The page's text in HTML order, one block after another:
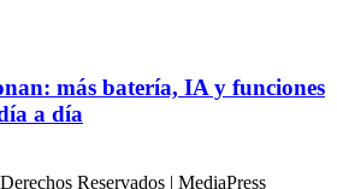
más batería, IA y funciones
a día
Reservados | MediaPress